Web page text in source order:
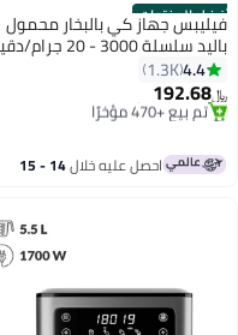
أفضل المنتجات
فيليبس جهاز كي بالبخار محمول
باليد سلسلة 3000 - 20
STH3000/26 أزرق
4.4
1.3K
﷼‏192.68
#1 في كاويات بخار للملابس
بتخلّص بسرعة
تم بيع +470 مؤخرًا
#1 في كاويات بخار للملابس احصل عليه خلال 14 - 15